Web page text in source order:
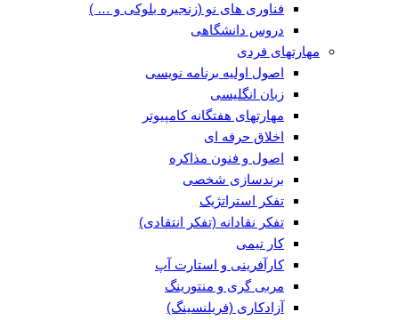
فناوری های نو (زنجیره بلوکی و … )
دروس دانشگاهی
مهارتهای فردی
اصول اولیه برنامه نویسی
زبان انگلیسی
مهارتهای هفتگانه کامپیوتر
اخلاق حرفه ای
اصول و فنون مذاکره
برندسازی شخصی
تفکر استراتژیک
تفکر نقادانه (تفکر انتقادی)
کار تیمی
کارآفرینی و استارت آپ
مربی گری و منتورینگ
آزادکاری (فریلنسینگ)